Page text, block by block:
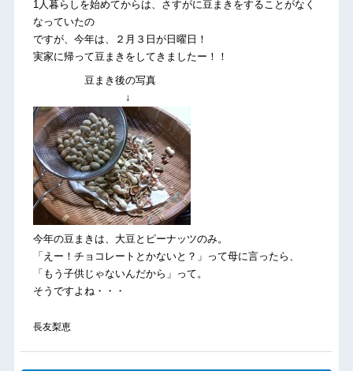
1人暮らしを始めてからは、さすがに豆まきをすることがなく
なっていたの
ですが、今年は、２月３日が日曜日！
実家に帰って豆まきをしてきましたー！！
豆まき後の写真
↓
今年の豆まきは、大豆とピーナッツのみ。
「えー！チョコレートとかないと？」って母に言ったら、
「もう子供じゃないんだから」って。
そうですよね・・・
長友梨恵